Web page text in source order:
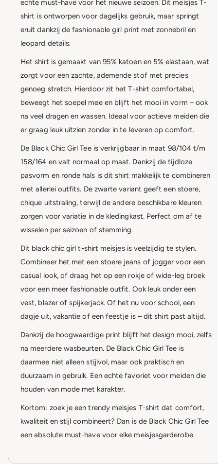
echte must-have voor het nieuwe seizoen. Dit meisjes T-
shirt is ontworpen voor dagelijks gebruik, maar springt
eruit dankzij de fashionable girl print met zonnebril en
leopard details.
Het shirt is gemaakt van 95% katoen en 5% elastaan, wat
zorgt voor een zachte, ademende stof met precies
genoeg stretch. Hierdoor zit het T-shirt comfortabel,
beweegt het soepel mee en blijft het mooi in vorm – ook
na veel dragen en wassen. Ideaal voor actieve meiden die
er graag leuk uitzien zonder in te leveren op comfort.
De Black Chic Girl Tee is verkrijgbaar in maat 98/104 t/m
158/164 en valt normaal op maat. Dankzij de tijdloze
pasvorm en ronde hals is dit shirt makkelijk te combineren
met allerlei outfits. De zwarte variant geeft een stoere,
chique uitstraling, terwijl de andere beschikbare kleuren
zorgen voor variatie in de kledingkast. Perfect om af te
wisselen per seizoen of stemming.
Dit black chic girl t-shirt meisjes is veelzijdig te stylen.
Combineer het met een stoere jeans of jogger voor een
casual look, of draag het op een rokje of wide-leg broek
voor een meer fashionable outfit. Ook leuk onder een
vest, blazer of spijkerjack. Of het nu voor school, een
dagje uit, vakantie of een feestje is – dit shirt past altijd.
Dankzij de hoogwaardige print blijft het design mooi, zelfs
na meerdere wasbeurten. De Black Chic Girl Tee is
daarmee niet alleen stijlvol, maar ook praktisch en
duurzaam in gebruik. Een echte favoriet voor meiden die
houden van mode met karakter.
Kortom: zoek je een trendy meisjes T-shirt dat comfort,
kwaliteit en stijl combineert? Dan is de Black Chic Girl Tee
een absolute must-have voor elke meisjesgarderobe.